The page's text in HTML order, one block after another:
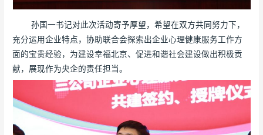
孙国一书记对此次活动寄予厚望，希望在双方共同努力下，
充分运用企业特点，协助联合会探索出企业心理健康服务工作方
面的宝贵经验，为建设幸福北京、促进和谐社会建设做出积极贡
献，展现作为央企的责任担当。